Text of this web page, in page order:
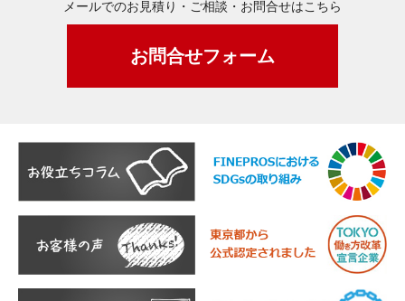
メールでのお見積り・ご相談・お問合せはこちら
お問合せフォーム